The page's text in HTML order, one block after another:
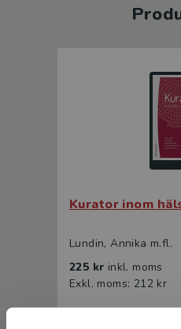
Kurator inom
Lundin, Annika m.fl.
225 kr inkl. moms
Exkl. moms: 212 kr